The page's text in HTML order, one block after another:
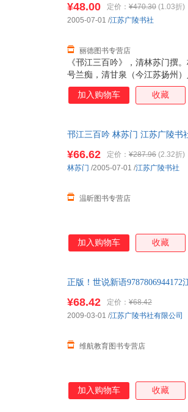
《邗江三百吟》，清林苏门撰
号兰痴，清甘泉（今江苏扬州
助校《四库全书》十四年，曾
吟》、《续扬州竹枝词》等。
工墨梅。曾主修（同治）《即
通俗简明，颇为时人称道。正
江三百吟》……在地方性的“竹
¥48.00 定价： ¥470.30 (1.03折)
丽德图书专营店
2005-07-01 /江苏广陵书社
加入购物车 收藏
邗江三百吟 林苏门 江苏广陵书
¥66.62 定价： ¥287.96 (2.32折)
温昕图书专营店
林苏门 /2005-07-01 /江苏广陵书社
加入购物车 收藏
正版！世说新语
¥68.42 定价： ¥68.42
维航教育图书专营店
2009-03-01 /江苏广陵书社有限公司
加入购物车 收藏